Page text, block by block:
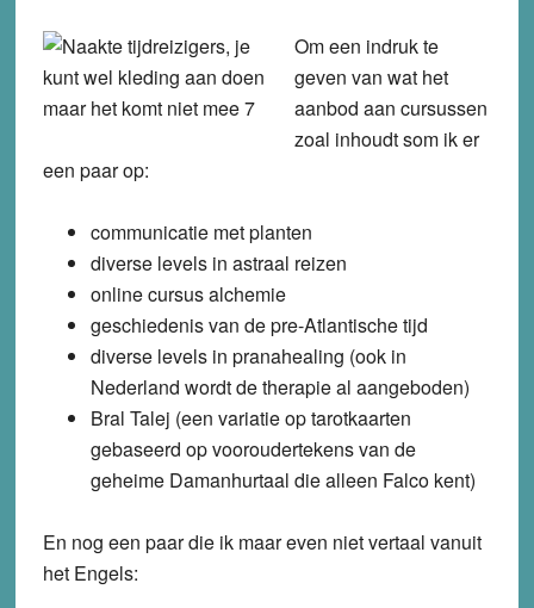
Om een indruk te
geven van wat het
aanbod aan cursussen
zoal inhoudt som ik er
een paar op:
communicatie met planten
diverse levels in astraal reizen
online cursus alchemie
geschiedenis van de pre-Atlantische tijd
diverse levels in pranahealing (ook in
Nederland wordt de therapie al aangeboden)
Bral Talej (een variatie op tarotkaarten
gebaseerd op vooroudertekens van de
geheime Damanhurtaal die alleen Falco kent)
En nog een paar die ik maar even niet vertaal vanuit
het Engels: